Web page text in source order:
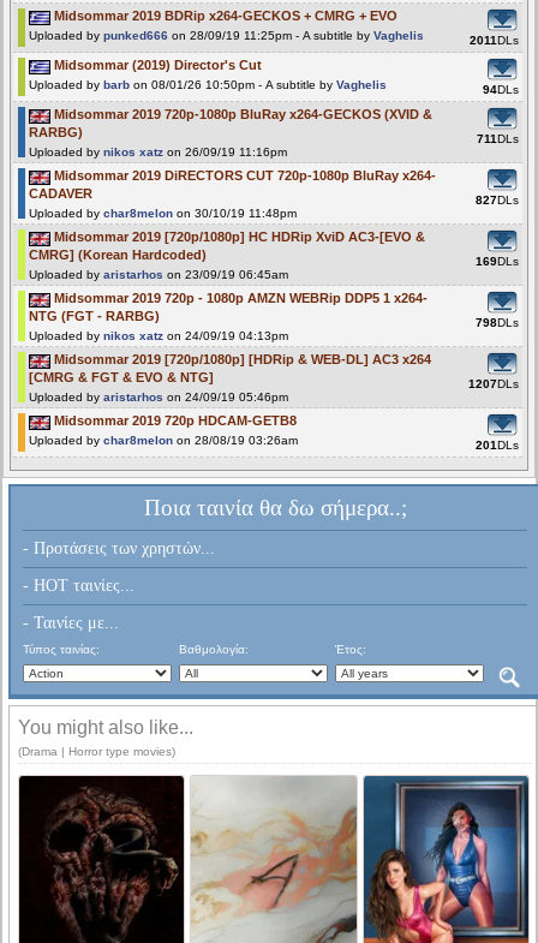
Midsommar 2019 BDRip x264-GECKOS + CMRG + EVO
Uploaded by punked666 on 28/09/19 11:25pm - A subtitle by Vaghelis 2011DLs
Midsommar (2019) Director's Cut
Uploaded by barb on 08/01/26 10:50pm - A subtitle by Vaghelis 94DLs
Midsommar 2019 720p-1080p BluRay x264-GECKOS (XVID &
RARBG)
Uploaded by nikos xatz on 26/09/19 11:16pm
711DLs
Midsommar 2019 DiRECTORS CUT 720p-1080p BluRay x264-
CADAVER
Uploaded by char8melon on 30/10/19 11:48pm
827DLs
Midsommar 2019 [720p/1080p] HC HDRip XviD AC3-[EVO &
CMRG] (Korean Hardcoded)
Uploaded by aristarhos on 23/09/19 06:45am
169DLs
Midsommar 2019 720p - 1080p AMZN WEBRip DDP5 1 x264-
NTG (FGT - RARBG)
Uploaded by nikos xatz on 24/09/19 04:13pm
798DLs
Midsommar 2019 [720p/1080p] [HDRip & WEB-DL] AC3 x264
[CMRG & FGT & EVO & NTG]
Uploaded by aristarhos on 24/09/19 05:46pm
1207DLs
Midsommar 2019 720p HDCAM-GETB8
Uploaded by char8melon on 28/08/19 03:26am 201DLs
Ποια ταινία θα δω σήμερα..;
- Προτάσεις των χρηστών...
- HOT ταινίες...
- Ταινίες με...
Τύπος ταινίας: Βαθμολογία: Έτος:
You might also like...
(Drama | Horror type movies)